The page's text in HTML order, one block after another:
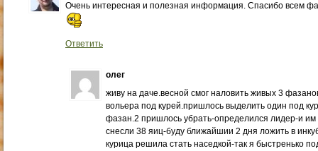
Очень интересная и полезная информация. Спасибо всем
Ответить
олег
живу на даче.весной смог наловить живых 3
вольера под курей.пришлось выделить один под
фазан.2 пришлось убрать-определился лидер-и
снесли 38 яиц-буду ближайшии 2 дня ложить в
курица решила стать наседкой-так я быстренько